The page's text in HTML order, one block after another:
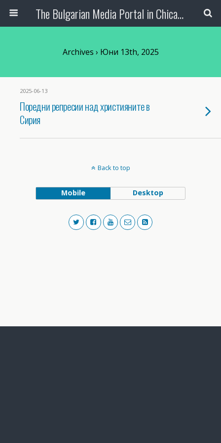
The Bulgarian Media Portal in Chicago
Archives › Юни 13th, 2025
2025-06-13
Поредни репресии над християните в
Сирия
Back to top
Mobile Desktop